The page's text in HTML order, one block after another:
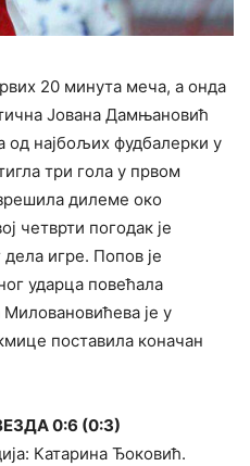
20 минута меча, а онда
Јована Дамњановић
од најбољих фудбалерки у
три гола у првом
дилеме око
четврти погодак је
игре. Попов је
ударца повећала
је у
поставила коначан
0:6 (0:3)
Катарина Ђоковић.